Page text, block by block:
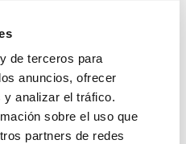
de terceros para
anuncios, ofrecer
analizar el tráfico.
sobre el uso que
partners de redes
RESIDENTES
SALUD PLANETARIA SE ADHIERE
A LA EMERGENCIA CLIMÁTICA
DE MEDICINA DE GALICIA